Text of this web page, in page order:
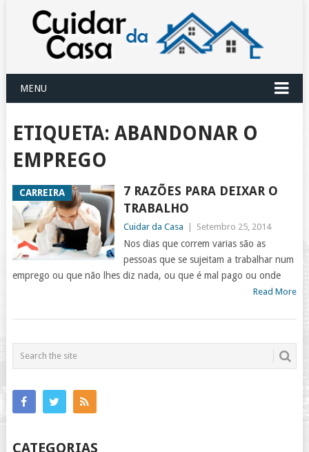
MENU
ETIQUETA: ABANDONAR O
EMPREGO
CARREIRA
7 RAZÕES PARA DEIXAR O
TRABALHO
Cuidar da Casa Setembro 25, 2014
Nos dias que correm varias são as
pessoas que se sujeitam a trabalhar num
emprego ou que não lhes diz nada, ou que é mal pago ou onde
Read More
CATEGORIAS